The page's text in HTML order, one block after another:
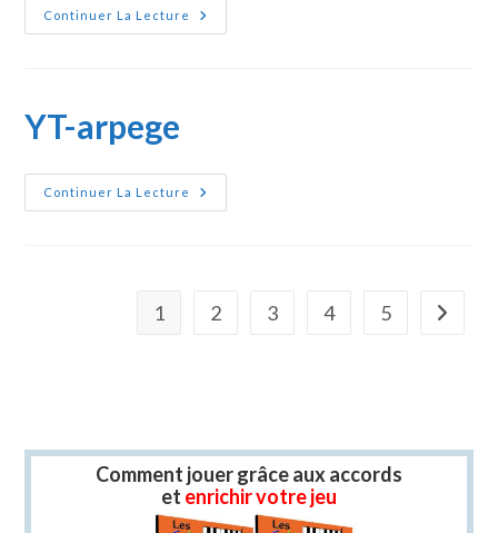
Continuer La Lecture YT_muscler
YT-arpege
Continuer La Lecture
YT-
Arpege
1 2 3 4 5 Aller à
Comment jouer grâce aux accords
et enrichir votre jeu